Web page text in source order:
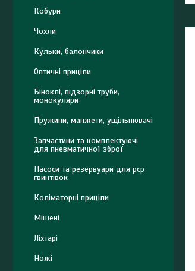
Кобури
Чохли
Кульки, балончики
Оптичні приціли
Біноклі, підзорні труби,
монокуляри
Пружини, манжети, ущільнювачі
Запчастини та комплектуючі
для пневматичної зброї
Насоси та резервуари для pcp
гвинтівок
Коліматорні приціли
Мішені
Ліхтарі
Ножі